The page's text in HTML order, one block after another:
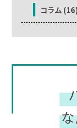
コラム